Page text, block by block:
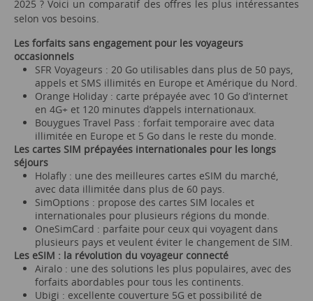
2025 ? Voici un comparatif des offres les plus intéressantes
selon vos besoins.
Les forfaits sans engagement pour les voyageurs
occasionnels
SFR Voyageurs : 20 Go utilisables dans plus de 50 pays,
appels et SMS illimités en Europe et Amérique du Nord.
Orange Holiday : carte prépayée avec 10 Go d’internet
en 4G+ et 120 minutes d’appels internationaux.
Bouygues Travel Pass : forfait temporaire avec data
illimitée en Europe et 5 Go dans le reste du monde.
Les cartes SIM prépayées internationales pour les longs
séjours
Holafly : une des meilleures cartes eSIM du marché,
avec data illimitée dans plus de 60 pays.
SimOptions : propose des cartes SIM locales et
internationales pour plusieurs régions du monde.
OneSimCard : parfaite pour ceux qui voyagent dans
plusieurs pays et veulent éviter le changement de SIM.
Les eSIM : la révolution du voyageur connecté
Airalo : une des solutions les plus populaires, avec des
forfaits abordables pour tous les continents.
Ubigi : excellente couverture 5G et possibilité de